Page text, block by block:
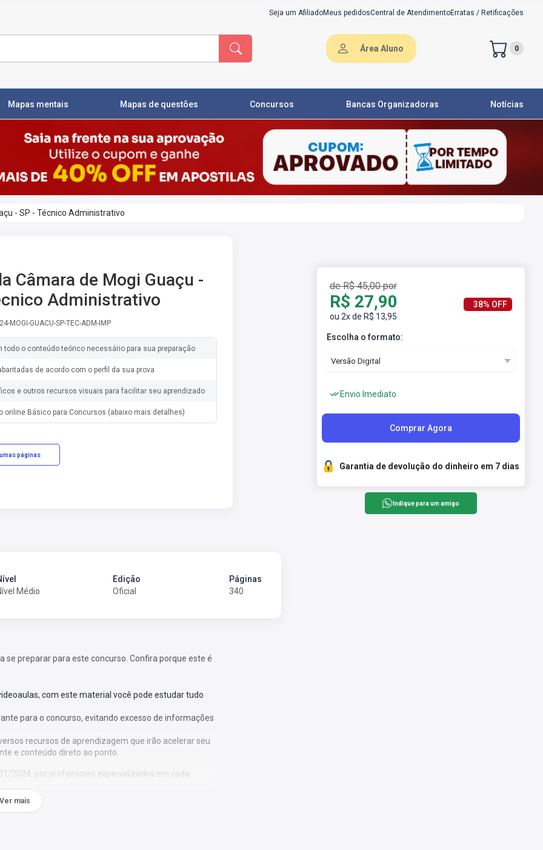
Seja um AfiliadoMeus pedidosCentral de AtendimentoErratas / Retificações
Área Aluno 0
Mapas mentais Mapas de questões Concursos Bancas Organizadoras Notícias
- SP - Técnico Administrativo
Câmara de Mogi Guaçu -
Administrativo
MOGI-GUACU-SP-TEC-ADM-IMP
todo o conteúdo teórico necessário para sua preparação
de acordo com o perfil da sua prova
e outros recursos visuais para facilitar seu aprendizado
online Básico para Concursos (abaixo mais detalhes)
páginas
Médio
Edição
Oficial
Páginas
340
se preparar para este concurso. Confira porque este é
com este material você pode estudar tudo
para o concurso, evitando excesso de informações
recursos de aprendizagem que irão acelerar seu
e conteúdo direto ao ponto.
2024, por professores especializados em cada
para uma preparação eficiente;
Ver mais
de R$ 45,00 por
R$ 27,90
ou 2x de R$ 13,95
38% OFF
Escolha o formato:
Envio Imediato
Comprar Agora
Garantia de devolução do dinheiro em 7 dias
Indique para um amigo